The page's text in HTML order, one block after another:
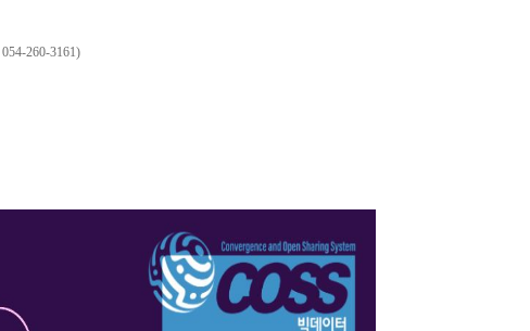
054-260-3161)